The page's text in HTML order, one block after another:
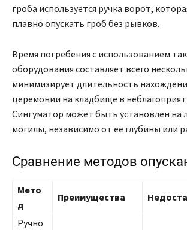
гроба используется ручка ворот,
плавно опускать гроб без рывков.
Время погребения с использованием
оборудования составляет всего
минимизирует длительность
церемонии на кладбище в
Сингуматор может быть установлен на
могилы, независимо от её глубины или
Сравнение методов
Мето
д
Преимущества
Ручно